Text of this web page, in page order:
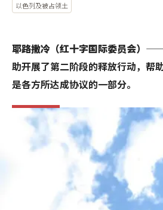
以色列及被占领土
耶路撒冷（红十字国际委员会） ——
助开展了第二阶段的释放行动，帮
是各方所达成协议的一部分。